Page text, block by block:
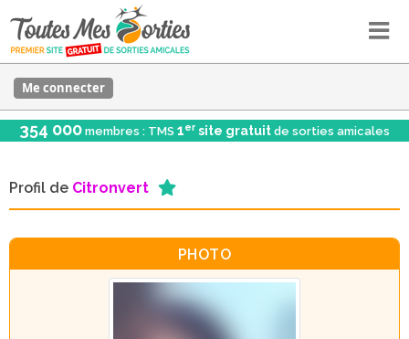
Me connecter
354 000 membres : TMS 1er site gratuit de sorties amicales
Profil de Citronvert
PHOTO